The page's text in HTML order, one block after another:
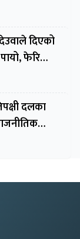
दिएको
फेरि
दलका